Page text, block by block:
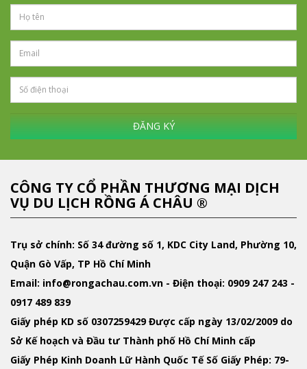
ĐĂNG KÝ
CÔNG TY CỔ PHẦN THƯƠNG MẠI DỊCH
VỤ DU LỊCH RỒNG Á CHÂU ®
Trụ sở chính: Số 34 đường số 1, KDC City Land, Phường 10,
Quận Gò Vấp, TP Hồ Chí Minh
Email: info@rongachau.com.vn - Điện thoại: 0909 247 243 -
0917 489 839
Giấy phép KD số 0307259429 Được cấp ngày 13/02/2009 do
Sở Kế hoạch và Đầu tư Thành phố Hồ Chí Minh cấp
Giấy Phép Kinh Doanh Lữ Hành Quốc TếSố Giấy Phép: 79-